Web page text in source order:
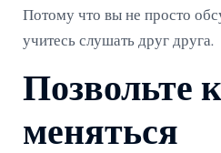
Потому что вы не просто
учитесь слушать друг друга.
Позвольте
меняться